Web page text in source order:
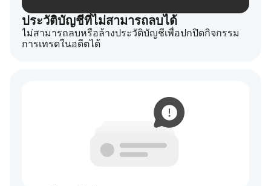
ประวัติบัญชีที่ไม่สามารถลบได้
ไม่สามารถลบหรือล้างประวัติบัญชีเพื่อปกปิดกิจกรรม
การเทรดในอดีตได้